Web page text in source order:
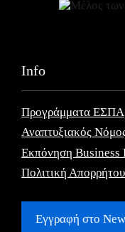
Info
Προγράμματα ΕΣΠΑ
Αναπτυξιακός
Εκπόνηση Business
Πολιτική Απορρήτου
Εγγραφή στο